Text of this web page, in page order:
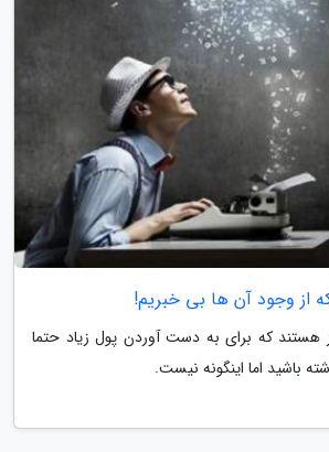
وجود آن ها بی خبریم!
هستند که برای به دست آوردن پول زیاد حتما
باشید اما اینگونه نیست.